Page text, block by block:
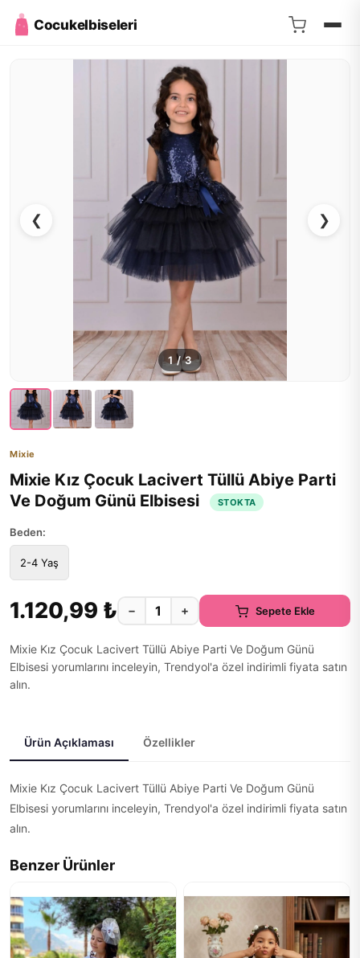
Cocukelbiseleri
❮ ❯
1 /3
Mixie
Mixie Kız Çocuk Lacivert Tüllü Abiye Parti
Ve Doğum Günü Elbisesi
STOKTA
Beden:
2-4 Yaş
1.120,99 ₺ − + Sepete Ekle
Mixie Kız Çocuk Lacivert Tüllü Abiye Parti Ve Doğum Günü
Elbisesi yorumlarını inceleyin, Trendyol'a özel indirimli fiyata satın
alın.
Ürün Açıklaması Özellikler
Mixie Kız Çocuk Lacivert Tüllü Abiye Parti Ve Doğum Günü
Elbisesi yorumlarını inceleyin, Trendyol'a özel indirimli fiyata satın
alın.
Benzer Ürünler